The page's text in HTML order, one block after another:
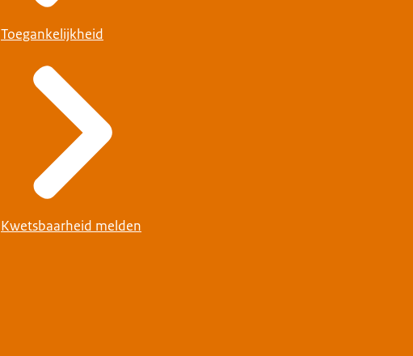
Toegankelijkheid
Kwetsbaarheid melden